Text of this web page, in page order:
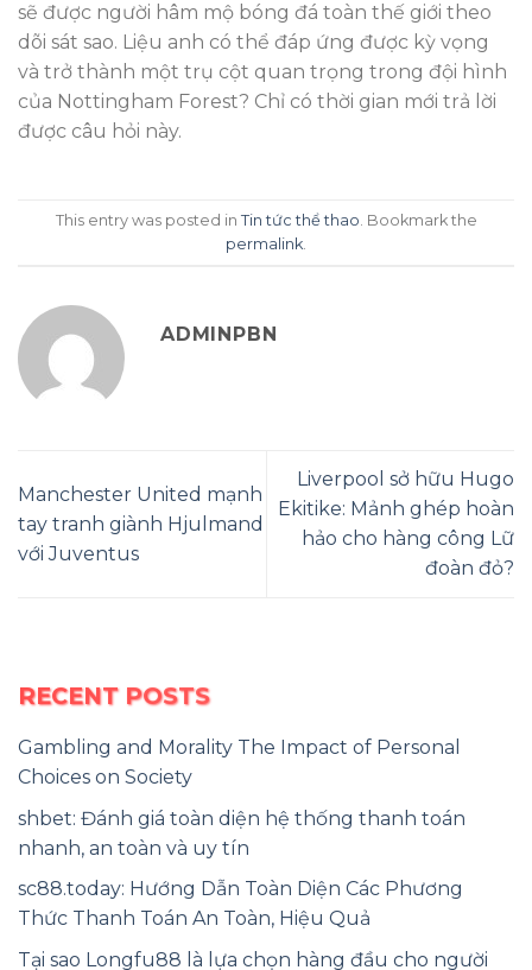
sẽ được người hâm mộ bóng đá toàn thế giới theo
dõi sát sao. Liệu anh có thể đáp ứng được kỳ vọng
và trở thành một trụ cột quan trọng trong đội hình
của Nottingham Forest? Chỉ có thời gian mới trả lời
được câu hỏi này.
This entry was posted in Tin tức thể thao . Bookmark the
permalink
ADMINPBN
Manchester United mạnh
tay tranh giành Hjulmand
với Juventus
Liverpool sở hữu Hugo
Ekitike: Mảnh ghép hoàn
hảo cho hàng công Lữ
đoàn đỏ?
RECENT POSTS
Gambling and Morality The Impact of Personal
Choices on Society
shbet: Đánh giá toàn diện hệ thống thanh toán
nhanh, an toàn và uy tín
sc88.today: Hướng Dẫn Toàn Diện Các Phương
Thức Thanh Toán An Toàn, Hiệu Quả
Tại sao Longfu88 là lựa chọn hàng đầu cho người